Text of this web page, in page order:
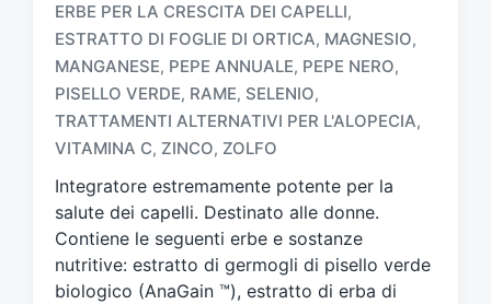
T
a
g
a
t
o
c
o
n
ERBE PER LA CRESCITA DEI CAPELLI,
ESTRATTO DI FOGLIE DI ORTICA, MAGNESIO,
MANGANESE, PEPE ANNUALE, PEPE NERO,
PISELLO VERDE, RAME, SELENIO,
TRATTAMENTI ALTERNATIVI PER L'ALOPECIA,
VITAMINA C, ZINCO, ZOLFO
Integratore estremamente potente per la
salute dei capelli. Destinato alle donne.
Contiene le seguenti erbe e sostanze
nutritive: estratto di germogli di pisello verde
biologico (AnaGain ™), estratto di erba di